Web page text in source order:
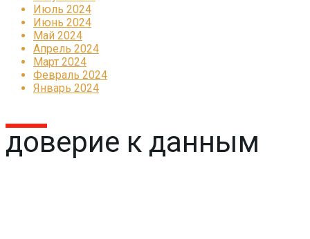
Июль 2024
Июнь 2024
Май 2024
Апрель 2024
Март 2024
Февраль 2024
Январь 2024
доверие к данным